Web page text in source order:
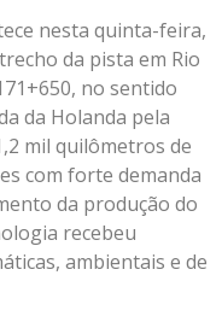
nesta quinta-feira,
da pista em Rio
no sentido
da Holanda pela
mil quilômetros de
com forte demanda
da produção do
recebeu
ambientais e de